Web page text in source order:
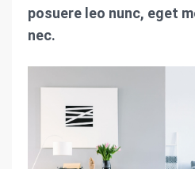
posuere leo nunc, eget
nec.